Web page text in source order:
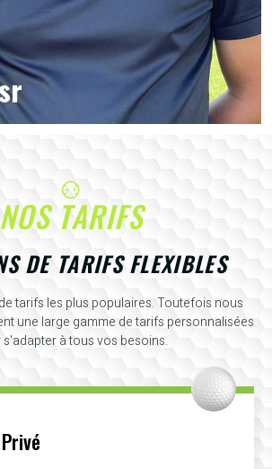
NOS TARIFS
DE TARIFS FLEXIBLES
tarifs les plus populaires. Toutefois nous
une large gamme de tarifs personnalisées
s'adapter à tous vos besoins.